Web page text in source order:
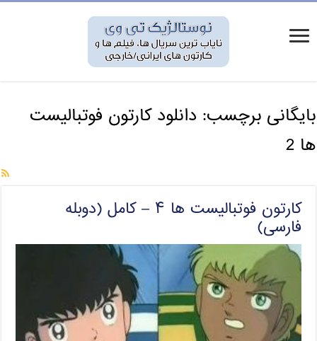
بایگانی برچسب: دانلود کارتون فوتبالیست
ها 2
کارتون فوتبالیست ها ۴ – کامل (دوبله
فارسی)